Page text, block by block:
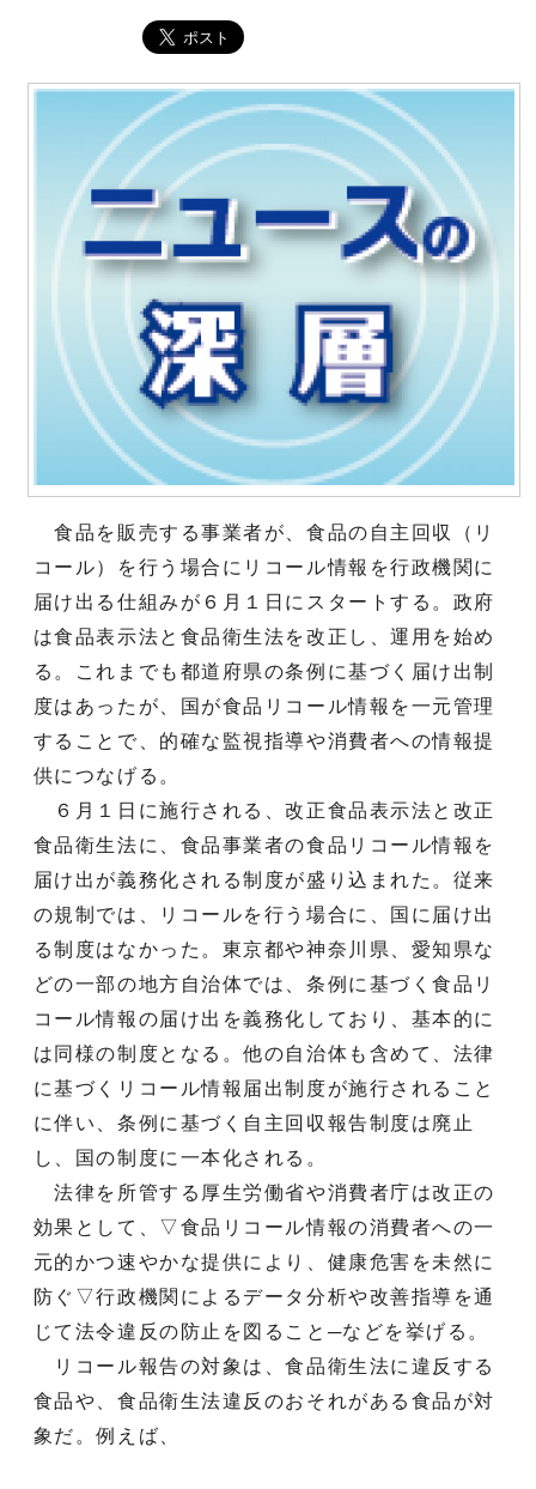
食品を販売する事業者が、食品の自主回収（リ
コール）を行う場合にリコール情報を行政機関に
届け出る仕組みが６月１日にスタートする。政府
は食品表示法と食品衛生法を改正し、運用を始め
る。これまでも都道府県の条例に基づく届け出制
度はあったが、国が食品リコール情報を一元管理
することで、的確な監視指導や消費者への情報提
供につなげる。
６月１日に施行される、改正食品表示法と改正
食品衛生法に、食品事業者の食品リコール情報を
届け出が義務化される制度が盛り込まれた。従来
の規制では、リコールを行う場合に、国に届け出
る制度はなかった。東京都や神奈川県、愛知県な
どの一部の地方自治体では、条例に基づく食品リ
コール情報の届け出を義務化しており、基本的に
は同様の制度となる。他の自治体も含めて、法律
に基づくリコール情報届出制度が施行されること
に伴い、条例に基づく自主回収報告制度は廃止
し、国の制度に一本化される。
法律を所管する厚生労働省や消費者庁は改正の
効果として、▽食品リコール情報の消費者への一
元的かつ速やかな提供により、健康危害を未然に
防ぐ▽行政機関によるデータ分析や改善指導を通
じて法令違反の防止を図ること─などを挙げる。
リコール報告の対象は、食品衛生法に違反する
食品や、食品衛生法違反のおそれがある食品が対
象だ。例えば、